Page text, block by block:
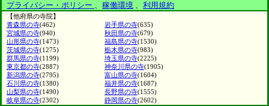
プライバシー・ポリシー 、 稼働環境 、 利用規約
【他府県の寺院】
青森県の寺(462) 岩手県の寺(635)
宮城県の寺(940) 秋田県の寺(679)
山形県の寺(1473) 福島県の寺(1530)
茨城県の寺(1275) 栃木県の寺(983)
群馬県の寺(1199) 埼玉県の寺(2225)
東京都の寺(2887) 神奈川県の寺(1905)
新潟県の寺(2795) 富山県の寺(1604)
石川県の寺(1380) 福井県の寺(1687)
山梨県の寺(1490) 長野県の寺(1555)
岐阜県の寺(2302) 静岡県の寺(2602)